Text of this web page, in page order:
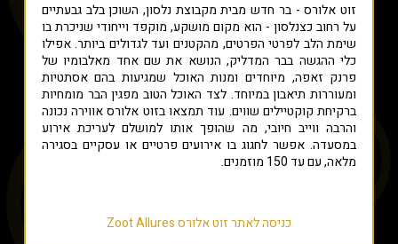
זוט אלורס - בר חדש מבית מקבוצת נלסון, השוכן בלב גבעתיים
על רחוב כצנלסון - הוא מקום מושקע, מוקפד וייחודי שניכרת בו
שימת הלב לפרטי הפרטים, מהקטנים ועד לגדולים ביותר. אפילו
כלי ההגשה בבר המדליק, הנושא את שם אחד מאלבומיו של
פרנק זאפה, מיוחדים ומנות האוכל שמגיעות בהם אסתטיות
ומעוררות תיאבון במיוחד. לצד האוכל הטוב מפגין הבר מומחיות
ברקיחת קוקטיילים שווים. עוד תמצאו בזוט אלורס אווירה נכונה
והרבה ווייב חיובי, מה שהופך אותו למושלם לעריכת אירוע
במסעדה. אפשר לחגוג בו אירועים פרטיים או עסקיים בסגירה
מלאה, עם עד 150 מוזמנים.
כניסה לאתר זוט אלורס Zoot Allures